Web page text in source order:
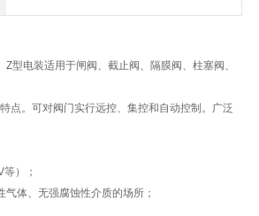
型电装适用于闸阀、截止阀、隔膜阀、柱塞阀、
点。可对阀门实行远控、集控和自动控制。广泛
）；
体、无强腐蚀性介质的场所；